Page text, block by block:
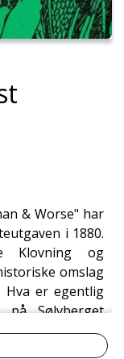
& Worse" har
i 1880.
Klovning og
omslag
Hva er egentlig
Sølvberget
2024.
og Anne